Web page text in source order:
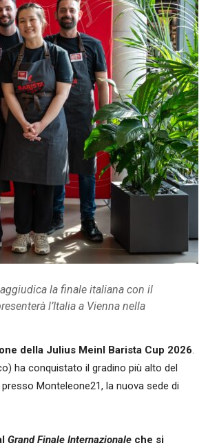
la finale italiana con il
l’Italia a Vienna nella
della Julius Meinl Barista Cup 2026.
ha conquistato il gradino più alto del
Monteleone21, la nuova sede di
Grand Finale Internazionale che si